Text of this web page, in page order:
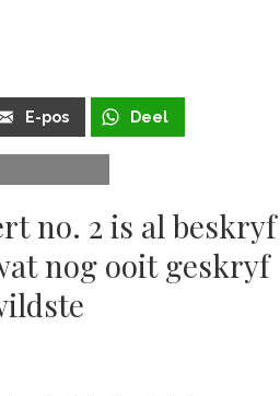
E-pos Deel
no. 2 is al beskryf
nog ooit geskryf